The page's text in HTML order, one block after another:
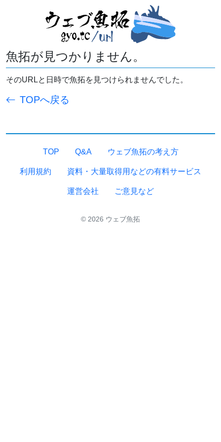
魚拓が見つかりません。
そのURLと日時で魚拓を見つけられませんでした。
TOPへ戻る
TOP Q&A ウェブ魚拓の考え方
利用規約 資料・大量取得用などの有料サービス
運営会社 ご意見など
© 2026 ウェブ魚拓